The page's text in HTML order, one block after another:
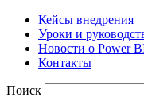
Кейсы внедрения
Уроки и
Новости о Power
Контакты
Поиск